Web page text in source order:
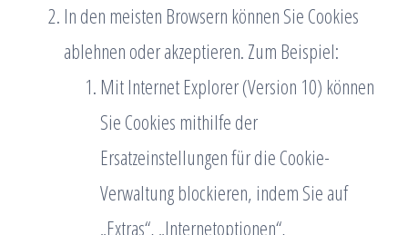
In den meisten Browsern können Sie Cookies
ablehnen oder akzeptieren. Zum Beispiel:
Mit Internet Explorer (Version 10) können
Sie Cookies mithilfe der
Ersatzeinstellungen für die Cookie-
Verwaltung blockieren, indem Sie auf
„Extras“, „Internetoptionen“,